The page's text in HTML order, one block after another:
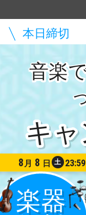
音楽
8 月 8 日 土 23:59